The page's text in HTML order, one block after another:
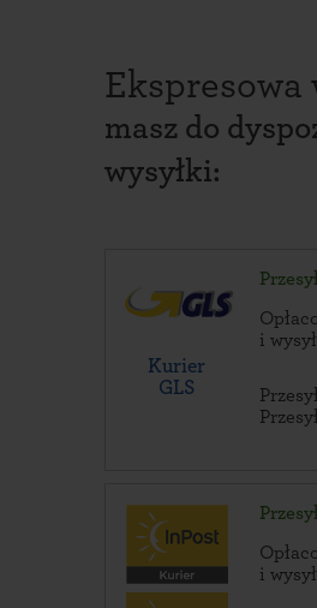
Ekspresowa
masz do
wysyłki:
Kurier
GLS
i
i